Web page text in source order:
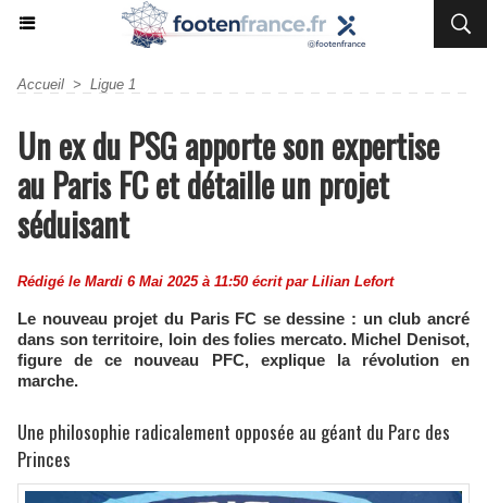
Accueil > Ligue 1
Un ex du PSG apporte son expertise
au Paris FC et détaille un projet
séduisant
Rédigé le Mardi 6 Mai 2025 à 11:50 écrit par Lilian Lefort
Le nouveau projet du Paris FC se dessine : un club ancré
dans son territoire, loin des folies mercato. Michel Denisot,
figure de ce nouveau PFC, explique la révolution en
marche.
Une philosophie radicalement opposée au géant du Parc des
Princes